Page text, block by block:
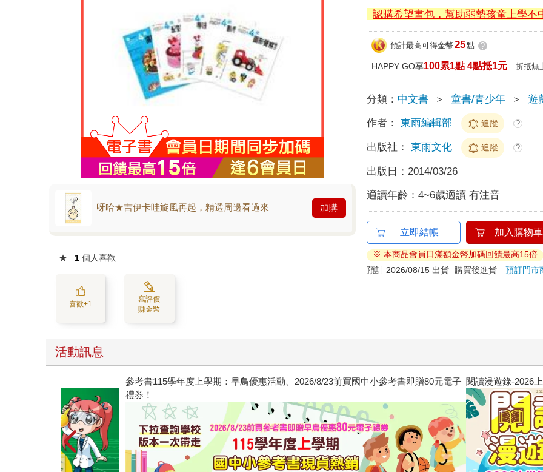
呀哈★吉伊卡哇旋風再起，精選周邊看過來 加購
★ 1 個人喜歡
喜歡+1
寫評價
賺金幣
認購希望書包，幫助弱勢孩童上學不
預計最高可得金幣 25點 ?
HAPPY GO享100累1點 4點抵1元 折抵無
分類： 中文書 ＞ 童書/青少年 ＞ 遊
作者： 東雨編輯部 追蹤 ?
出版社： 東雨文化 追蹤 ?
出版日： 2014/03/26
適讀年齡：4~6歲適讀 有注音
立即結帳 加入購物車
※ 本商品會員日滿額金幣加碼回饋最高15倍
預計 2026/08/15 出貨
購買後進貨預訂門市
活動訊息
參考書115學年度上學期：早鳥優惠活動、2026/8/23前買國中小參考書即贈80元電子
禮券！
閱讀漫遊錄-2026上半年暢銷榜